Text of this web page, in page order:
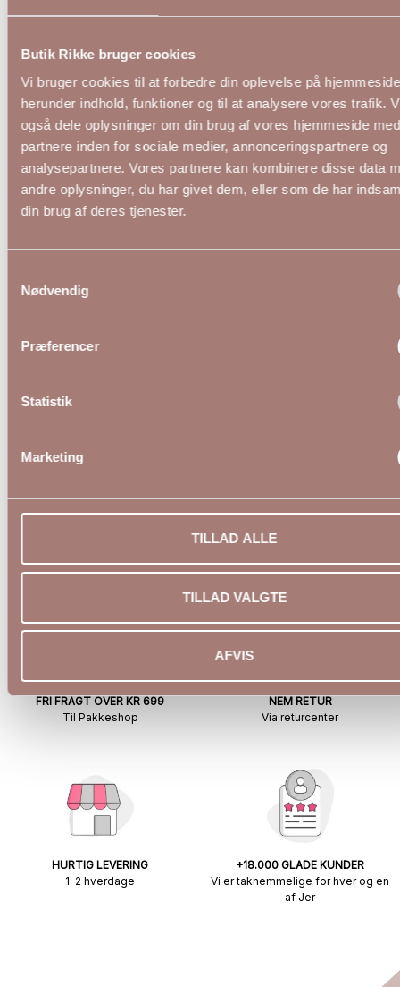
Butik Rikke bruger cookies
Vi bruger cookies til at forbedre din oplevelse på
herunder indhold, funktioner og til at analysere vores trafik.
også dele oplysninger om din brug af vores hjemmeside
partnere inden for sociale medier, annonceringspartnere og
analysepartnere. Vores partnere kan kombinere disse data
andre oplysninger, du har givet dem, eller som de har
din brug af deres tjenester.
Nødvendig
Præferencer
Statistik
Marketing
TILLAD ALLE
TILLAD VALGTE
AFVIS
KCberry Kjole Med Wrap i Paisley Print fra
FRI FRAGT OVER KR 699
Til Pakkeshop
NEM RETUR
Via returcenter
HURTIG LEVERING
1-2 hverdage
+18.000 GLADE KUNDER
Vi er taknemmelige for hver og en
af Jer